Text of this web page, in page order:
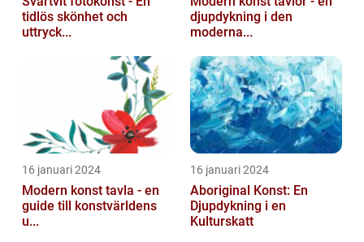
tidlös skönhet och
uttryck...
djupdykning i den
moderna...
16 januari 2024
Modern konst tavla - en
guide till konstvärldens
u...
16 januari 2024
Aboriginal Konst: En
Djupdykning i en
Kulturskatt